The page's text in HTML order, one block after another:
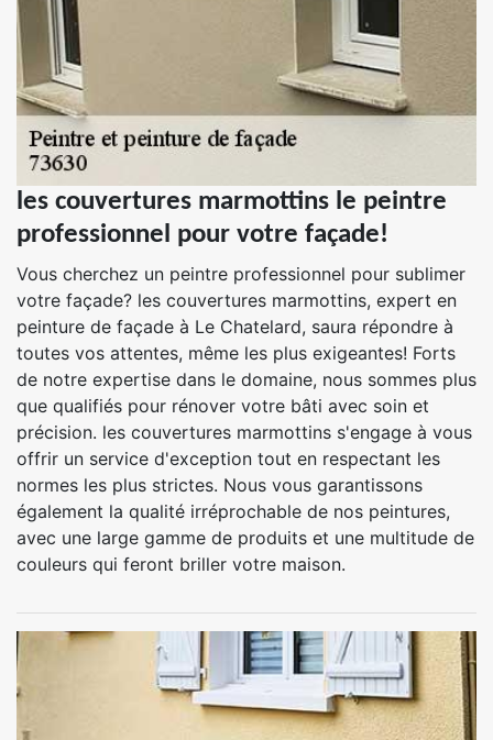
les couvertures marmottins le peintre
professionnel pour votre façade!
Vous cherchez un peintre professionnel pour sublimer
votre façade? les couvertures marmottins, expert en
peinture de façade à Le Chatelard, saura répondre à
toutes vos attentes, même les plus exigeantes! Forts
de notre expertise dans le domaine, nous sommes plus
que qualifiés pour rénover votre bâti avec soin et
précision. les couvertures marmottins s'engage à vous
offrir un service d'exception tout en respectant les
normes les plus strictes. Nous vous garantissons
également la qualité irréprochable de nos peintures,
avec une large gamme de produits et une multitude de
couleurs qui feront briller votre maison.